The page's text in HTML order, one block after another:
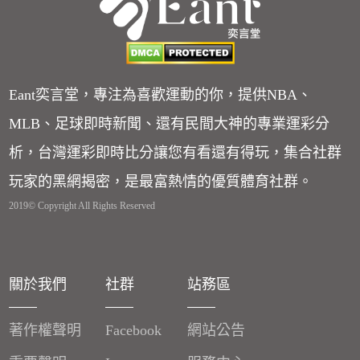
Eant奕言堂，專注為喜歡運動的你，提供NBA、
MLB、足球即時新聞、還有民間大神的專業運彩分
析，台灣運彩即時比分讓您有看還有得玩，集合社群
玩家的黑網揭密，是最富熱情的優質體育社群。
2019© Copyright All Rights Reserved
關於我們
著作權聲明
社群
Facebook
站務區
網站公告